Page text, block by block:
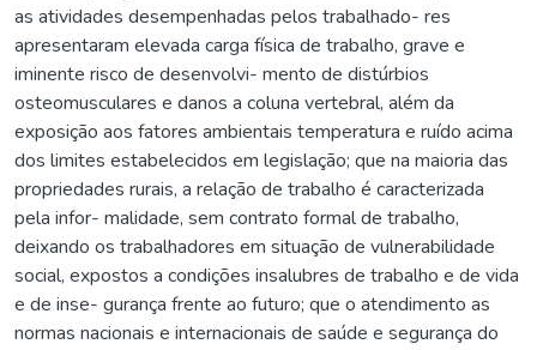
as atividades desempenhadas pelos trabalhado- res
apresentaram elevada carga física de trabalho, grave e
iminente risco de desenvolvi- mento de distúrbios
osteomusculares e danos a coluna vertebral, além da
exposição aos fatores ambientais temperatura e ruído acima
dos limites estabelecidos em legislação; que na maioria das
propriedades rurais, a relação de trabalho é caracterizada
pela infor- malidade, sem contrato formal de trabalho,
deixando os trabalhadores em situação de vulnerabilidade
social, expostos a condições insalubres de trabalho e de vida
e de inse- gurança frente ao futuro; que o atendimento as
normas nacionais e internacionais de saúde e segurança do